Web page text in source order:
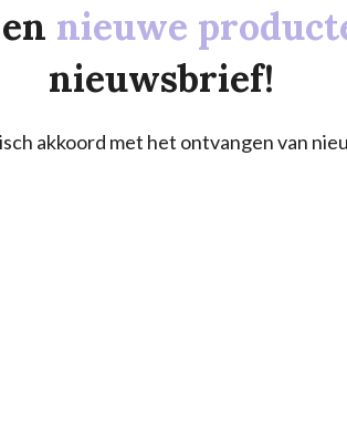
en nieuwe
nieuwsbrief!
akkoord met het ontvangen van